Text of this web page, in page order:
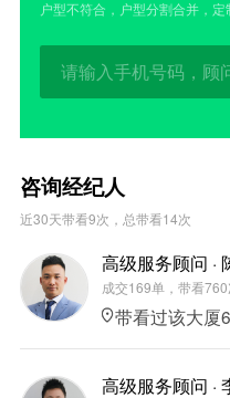
户型不符合，户型分割合并，
咨询经纪人
近30天带看9次，总带看14次
高级服务顾问 ·
成交169单，带看
带看过该大厦
高级服务顾问 ·